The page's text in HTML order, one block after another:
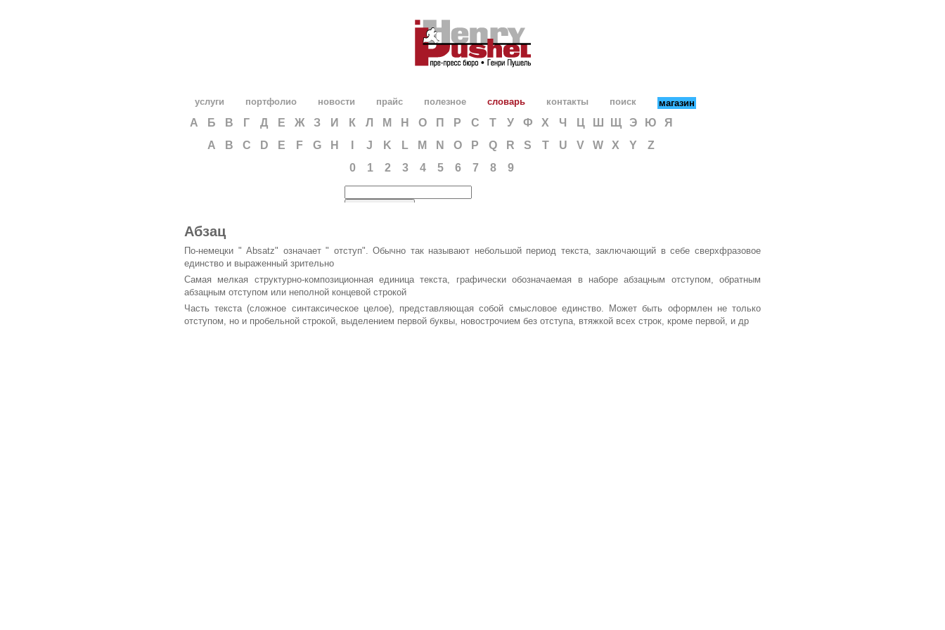
услуги портфолио новости прайс полезное словарь
А Б В Г Д Е Ж З И К Л М Н О П Р С Т У Ф Х Ч Ц Ш Щ Э Ю
Я
A
B C D E F G H J K L M N O P Q R S T U V W X Y
Z
0
1 2 3 4 5 6 7 8 9
контакты поиск магазин
Абзац
По-немецки " Absatz" означает " отступ". Обычно так называют небольшой период текста, заключающий в себе сверхфразовое
единство и выраженный зрительно
Самая мелкая структурно-композиционная едини­ца текста, графически обозначаемая в наборе абзацным отступом, обратным
абзацным отступом или неполной концевой строкой
Часть текста (сложное синтаксическое целое), представляющая собой смысловое единство. Может быть оформлен не только
отступом, но и пробельной строкой, выделением первой буквы, новострочием без отступа, втяжкой всех строк, кроме первой, и др